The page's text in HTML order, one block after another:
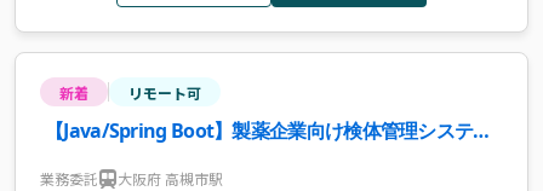
新着 リモート可
【Java/Spring Boot】製薬企業向け検体管理システム
業務委託 大阪府 高槻市駅